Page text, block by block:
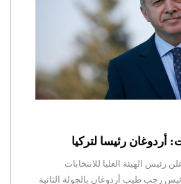
أردوغان رئيسا لتركيا
رئيس الهيئة العليا للانتخابات
رجب طيب أردوغان بالجولة الثانية